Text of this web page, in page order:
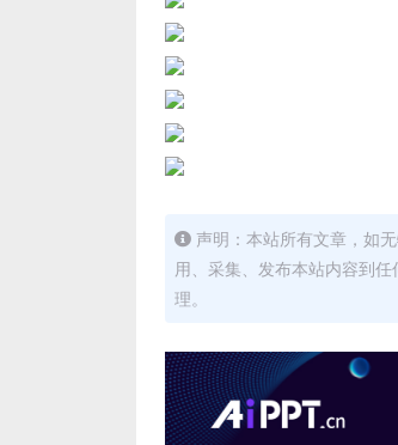
声明：本站所有文章，如
用、采集、发布本站内容到
理。